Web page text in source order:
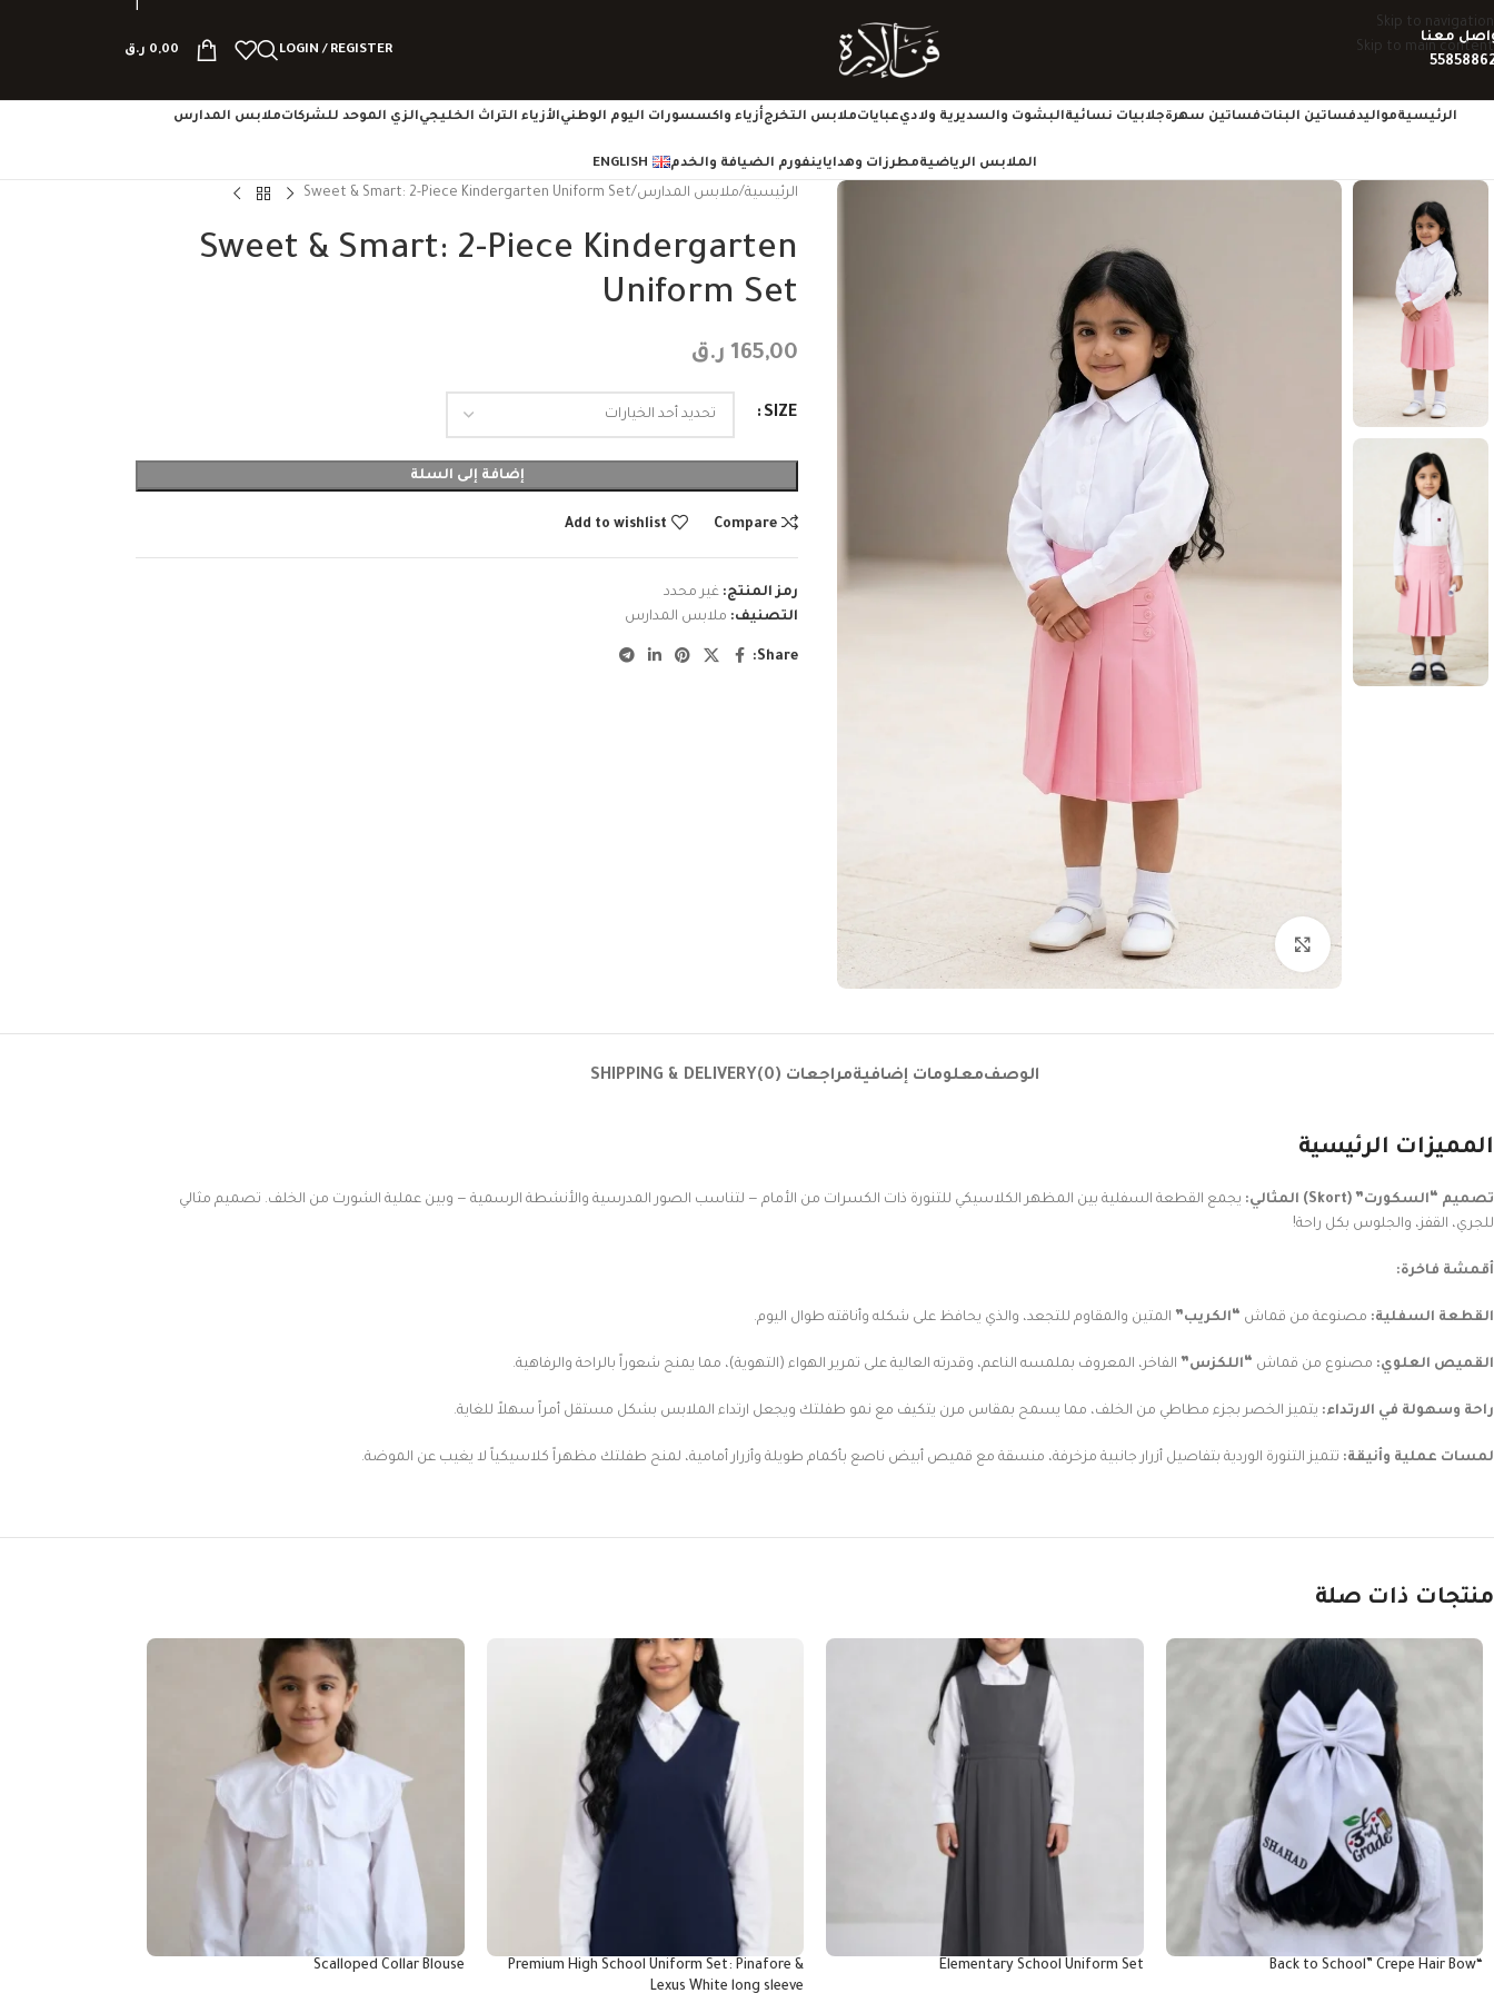
Skip to navigation
Skip to main content
معنا
LOGIN / REGISTER
0,00 ر.ق
الرئيسيةمواليدفساتين البناتفساتين سهرةجلابيات نسائيةالبشوت والسديرية ولاديعباياتملابس التخرجأزياء واكسسورات اليوم الوطنيالأزياء التراث الخليجيالزي الموحد للشركاتملابس المدارس
الملابس الرياضيةمطرزات وهداياينفورم الضيافة والخدم ENGLISH
الرئيسية ملابس المدارس Sweet & Smart: 2-Piece Kindergarten Uniform Set
Sweet & Smart: 2-Piece Kindergarten
Uniform Set
165,00 ر.ق
SIZE
إضافة إلى السلة
Compare
Add to wishlist
رمز المنتج: غير محدد
التصنيف: ملابس المدارس
Share:
الوصفمعلومات إضافيةمراجعات (0) SHIPPING & DELIVERY
المميزات الرئيسية
تصميم “السكورت” (Skort) المثالي:
يجمع القطعة السفلية بين المظهر الكلاسيكي للتنورة ذات الكسرات من الأمام — لتناسب الصور المدرسية والأنشطة الرسمية — وبين عملية الشورت من الخلف. تصميم مثالي
للجري، القفز، والجلوس بكل راحة!
أقمشة فاخرة:
القطعة السفلية: مصنوعة من قماش “الكريب” المتين والمقاوم للتجعد، والذي يحافظ على شكله وأناقته طوال اليوم.
القميص العلوي: مصنوع من قماش “اللكزس” الفاخر، المعروف بملمسه الناعم، وقدرته العالية على تمرير الهواء (التهوية)، مما يمنح شعوراً بالراحة والرفاهية.
راحة وسهولة في الارتداء: يتميز الخصر بجزء مطاطي من الخلف، مما يسمح بمقاس مرن يتكيف مع نمو طفلتك ويجعل ارتداء الملابس بشكل مستقل أمراً سهلاً للغاية.
لمسات عملية وأنيقة: تتميز التنورة الوردية بتفاصيل أزرار جانبية مزخرفة، منسقة مع قميص أبيض ناصع بأكمام طويلة وأزرار أمامية، لمنح طفلتك مظهراً كلاسيكياً لا يغيب عن الموضة.
منتجات ذات صلة
“Back to School” Crepe Hair Bow
Elementary School Uniform Set
Premium High School Uniform Set: Pinafore &
Lexus White long sleeve
Scalloped Collar Blouse